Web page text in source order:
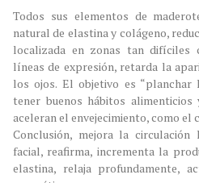
Todos sus elementos de
natural de elastina y colágeno,
localizada en zonas tan difíciles
líneas de expresión, retarda la
los ojos. El objetivo es “planchar
tener buenos hábitos
aceleran el envejecimiento, como
Conclusión, mejora la
facial, reafirma, incrementa la
elastina, relaja profundamente,